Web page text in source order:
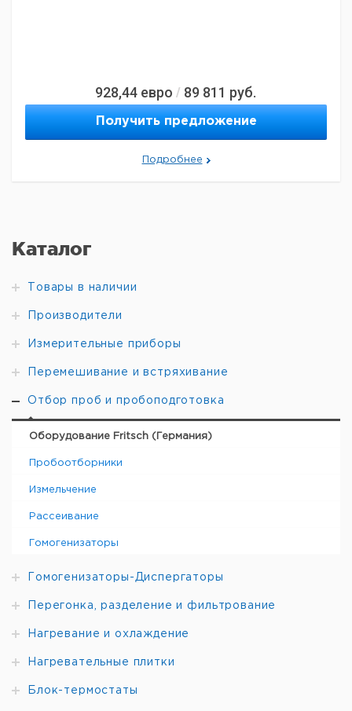
Каталог
Товары в наличии
Производители
Измерительные приборы
Перемешивание и встряхивание
Отбор проб и пробоподготовка
Оборудование Fritsch (Германия)
Пробоотборники
Измельчение
Рассеивание
Гомогенизаторы
Гомогенизаторы-Диспергаторы
Перегонка, разделение и фильтрование
Нагревание и охлаждение
Нагревательные плитки
Блок-термостаты
928,44 евро / 89 811 руб.
Получить предложение
Подробнее